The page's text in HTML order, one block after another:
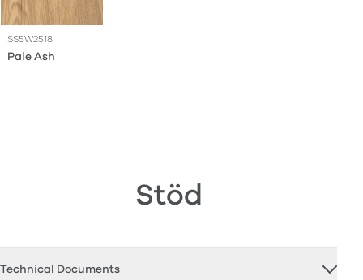
SS5W2518
Pale Ash
Stöd
Technical Documents